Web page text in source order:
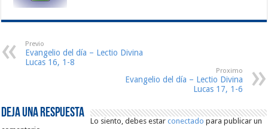
Previo
Evangelio del día – Lectio Divina
Lucas 16, 1-8
Proximo
Evangelio del día – Lectio Divina
Lucas 17, 1-6
Deja una respuesta
Lo siento, debes estarconectado para publicar un